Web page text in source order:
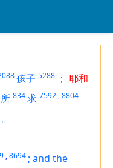
孩子 5288 ； 耶和
所 834求 7592 ,8804
,8694 ; and the